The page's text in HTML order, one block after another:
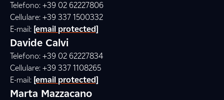
Telefono: +39 02 62227806
Cellulare: +39 337 1500332
E-mail: [email protected]
Davide Calvi
Telefono: +39 02 62227834
Cellulare: +39 337 1108265
E-mail: [email protected]
Marta Mazzacano